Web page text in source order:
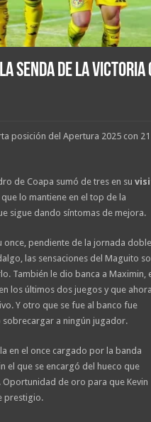
senda de la victoria
posición del Apertura 2025 con 21
de Coapa sumó de tres en su
lo mantiene en el top de la
sigue dando síntomas de mejora.
once, pendiente de la jornada
las sensaciones del Maguito
También le dio banca a Maximin,
los últimos dos juegos y que
Y otro que se fue al banco fue
sobrecargar a ningún jugador.
en el once cargado por la banda
el que se encargó del hueco que
de oro para que Kevin
prestigio.